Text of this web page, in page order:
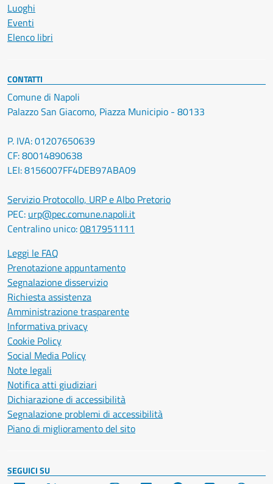
Luoghi
Eventi
Elenco libri
CONTATTI
Comune di Napoli
Palazzo San Giacomo, Piazza Municipio - 80133
P. IVA: 01207650639
CF: 80014890638
LEI: 8156007FF4DEB97ABA09
Servizio Protocollo, URP e Albo Pretorio
PEC: urp@pec.comune.napoli.it
Centralino unico:0817951111
Leggi le FAQ
Prenotazione appuntamento
Segnalazione disservizio
Richiesta assistenza
Amministrazione trasparente
Informativa privacy
Cookie Policy
Social Media Policy
Note legali
Notifica atti giudiziari
Dichiarazione di accessibilità
Segnalazione problemi di accessibilità
Piano di miglioramento del sito
SEGUICI SU